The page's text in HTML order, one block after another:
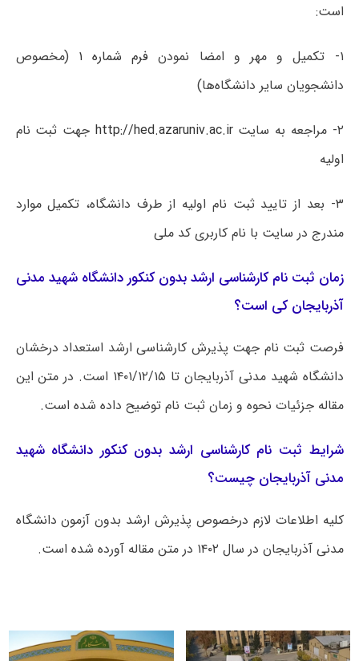
است:
۱- تکمیل و مهر و امضا نمودن فرم شماره ۱
(مخصوص
دانشجویان سایر دانشگاه‌ها)
۲- مراجعه به سایتhttp://hed.azaruniv.ac.ir جهت ثبت نام
اولیه
۳- بعد از تایید ثبت نام اولیه از طرف دانشگاه، تکمیل موارد
مندرج در سایت با نام کاربری کد ملی
زمان ثبت نام کارشناسی ارشد بدون کنکور دانشگاه شهید مدنی
آذربایجان کی است؟
فرصت ثبت نام جهت پذیرش کارشناسی ارشد استعداد درخشان
دانشگاه شهید مدنی آذربایجان تا ۱۴۰۱/۱۲/۱۵ است. در متن این
مقاله جزئیات نحوه و زمان ثبت نام توضیح داده شده است.
شرایط ثبت نام کارشناسی ارشد بدون کنکور دانشگاه شهید
مدنی آذربایجان چیست؟
کلیه اطلاعات لازم درخصوص پذیرش ارشد بدون آزمون دانشگاه
مدنی آذربایجان در سال ۱۴۰۲ در متن مقاله آورده شده است.